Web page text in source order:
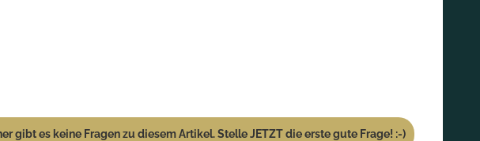
gibt es keine Fragen zu diesem Artikel. Stelle JETZT die erste gute Frage! :-)